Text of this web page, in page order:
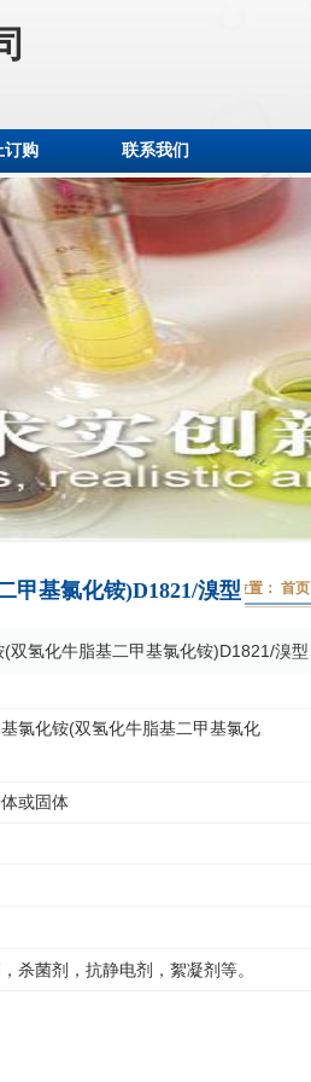
订购 联系我们
当前位置： 首页
甲基氯化铵)D1821/溴型
双氢化牛脂基二甲基氯化铵)D1821/溴型
氯化铵(双氢化牛脂基二甲基氯化
或固体
杀菌剂，抗静电剂，絮凝剂等。